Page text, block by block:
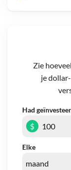
Zie
je
Had
Elke
$